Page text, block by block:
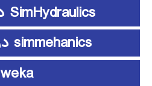
SimHydraulics در simulink
simmehanics در simulink
weka